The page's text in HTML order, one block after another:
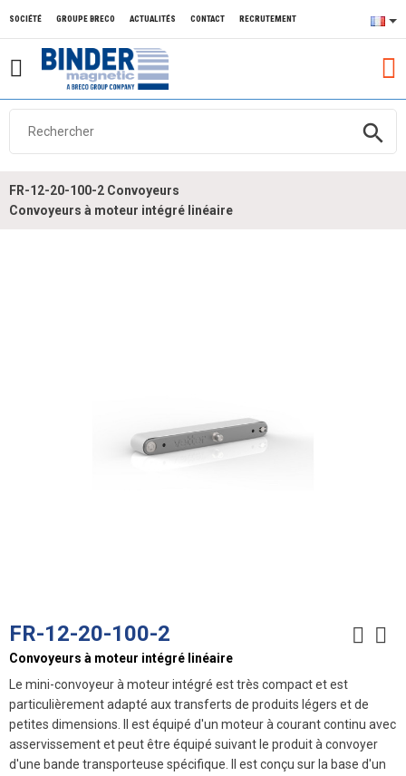
search
SOCIÉTÉ GROUPE BRECO ACTUALITÉS CONTACT RECRUTEMENT
FR-12-20-100-2 Convoyeurs
Convoyeurs à moteur intégré linéaire
FR-12-20-100-2
Convoyeurs à moteur intégré linéaire
Le mini-convoyeur à moteur intégré est très compact et est
particulièrement adapté aux transferts de produits légers et de
petites dimensions. Il est équipé d'un moteur à courant continu avec
asservissement et peut être équipé suivant le produit à convoyer
d'une bande transporteuse spécifique. Il est conçu sur la base d'un